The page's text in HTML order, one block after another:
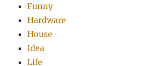
Funny
Hardware
House
Idea
Life